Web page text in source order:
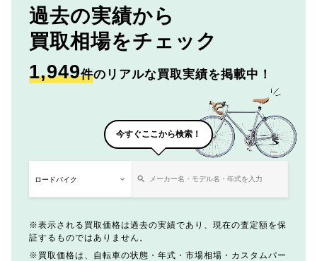
過去の実績から
買取相場をチェック
1,949件のリアルな買取実績を掲載中！
今すぐここから検索！
表示される買取価格は過去の実績であり、現在の査定額を保
証するものではありません。
買取価格は、自転車の状態・年式・市場相場・カスタムパー